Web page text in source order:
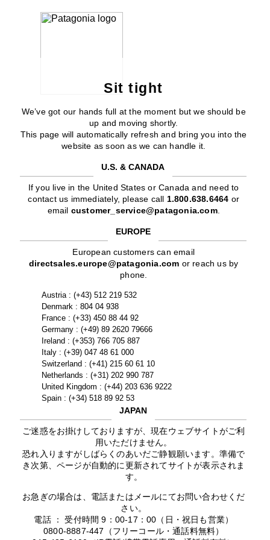
Sit tight
We’ve got our hands full at the moment but we should be
up and moving shortly.
This page will automatically refresh and bring you into the
website as soon as we can handle it.
U.S. & CANADA
If you live in the United States or Canada and need to
contact us immediately, please call 1.800.638.6464 or
email customer_service@patagonia.com.
EUROPE
European customers can email
directsales.europe@patagonia.com or reach us by
phone.
Austria : (+43) 512 219 532
Denmark : 804 04 938
France : (+33) 450 88 44 92
Germany : (+49) 89 2620 79666
Ireland : (+353) 766 705 887
Italy : (+39) 047 48 61 000
Switzerland : (+41) 215 60 61 10
Netherlands : (+31) 202 990 787
United Kingdom : (+44) 203 636 9222
Spain : (+34) 518 89 92 53
JAPAN
ご迷惑をお掛けしておりますが、現在ウェブサイトがご利
用いただけません。
恐れ入りますがしばらくのあいだご静観願います。準備で
き次第、ページが自動的に更新されてサイトが表示されま
す。
お急ぎの場合は、電話またはメールにてお問い合わせくだ
さい。
電話 ： 受付時間 9：00-17：00（日・祝日も営業）
0800-8887-447（フリーコール・通話料無料）